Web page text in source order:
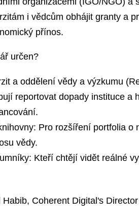
i vědcům obhájit granty a
přínos.
určen?
a oddělení vědy a výzkumu
reportovat dopady instituce a
Pro rozšíření portfolia o
vědy.
Kteří chtějí vidět reálné
Coherent Digital's